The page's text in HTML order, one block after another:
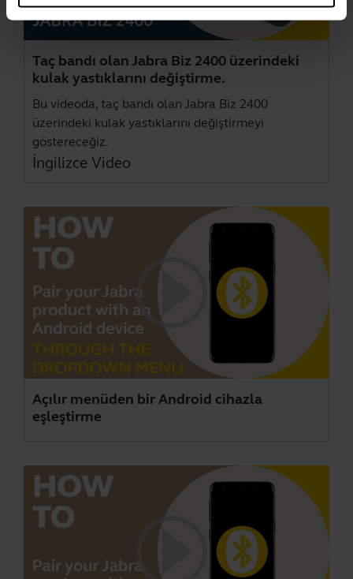
Taç bandı olan Jabra Biz 2400 üzerindeki
kulak yastıklarını değiştirme.
Bu videoda, taç bandı olan Jabra Biz 2400
üzerindeki kulak yastıklarını değiştirmeyi
göstereceğiz.
İngilizce Video
Açılır menüden bir Android cihazla
eşleştirme